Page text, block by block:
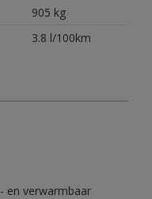
905 kg
3.8 l/100km
en verwarmbaar